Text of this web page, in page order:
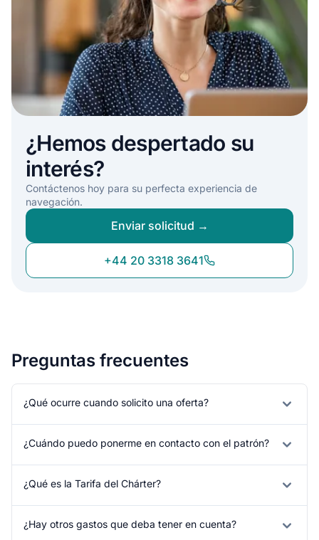
¿Hemos despertado su
interés?
Contáctenos hoy para su perfecta experiencia de
navegación.
Enviar solicitud →
+44 20 3318 3641
Preguntas frecuentes
¿Qué ocurre cuando solicito una oferta?
¿Cuándo puedo ponerme en contacto con el patrón?
¿Qué es la Tarifa del Chárter?
¿Hay otros gastos que deba tener en cuenta?